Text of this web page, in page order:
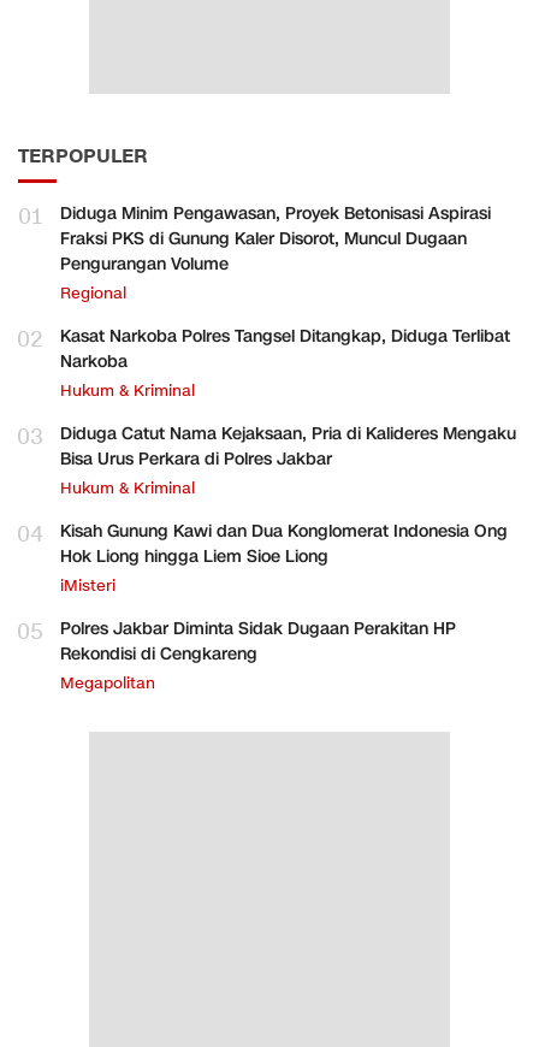
TERPOPULER
01
Diduga Minim Pengawasan, Proyek Betonisasi Aspirasi
Fraksi PKS di Gunung Kaler Disorot, Muncul Dugaan
Pengurangan Volume
Regional
02
Kasat Narkoba Polres Tangsel Ditangkap, Diduga Terlibat
Narkoba
Hukum & Kriminal
03
Diduga Catut Nama Kejaksaan, Pria di Kalideres Mengaku
Bisa Urus Perkara di Polres Jakbar
Hukum & Kriminal
04
Kisah Gunung Kawi dan Dua Konglomerat Indonesia Ong
Hok Liong hingga Liem Sioe Liong
iMisteri
05
Polres Jakbar Diminta Sidak Dugaan Perakitan HP
Rekondisi di Cengkareng
Megapolitan